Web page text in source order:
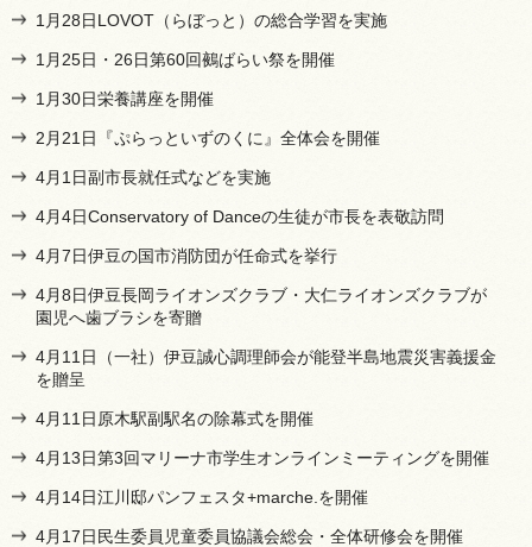
1月28日LOVOT（らぼっと）の総合学習を実施
1月25日・26日第60回鵺ばらい祭を開催
1月30日栄養講座を開催
2月21日『ぷらっといずのくに』全体会を開催
4月1日副市長就任式などを実施
4月4日Conservatory of Danceの生徒が市長を表敬訪問
4月7日伊豆の国市消防団が任命式を挙行
4月8日伊豆長岡ライオンズクラブ・大仁ライオンズクラブが
園児へ歯ブラシを寄贈
4月11日（一社）伊豆誠心調理師会が能登半島地震災害義援金
を贈呈
4月11日原木駅副駅名の除幕式を開催
4月13日第3回マリーナ市学生オンラインミーティングを開催
4月14日江川邸パンフェスタ+marche.を開催
4月17日民生委員児童委員協議会総会・全体研修会を開催